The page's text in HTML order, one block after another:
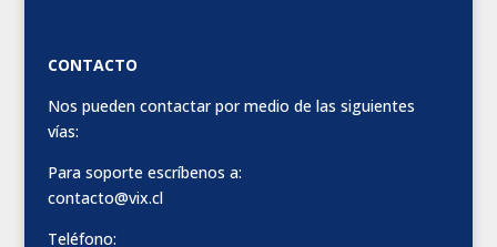
CONTACTO
Nos pueden contactar por medio de las siguientes
vías:
Para soporte escríbenos a:
contacto@vix.cl
Teléfono: